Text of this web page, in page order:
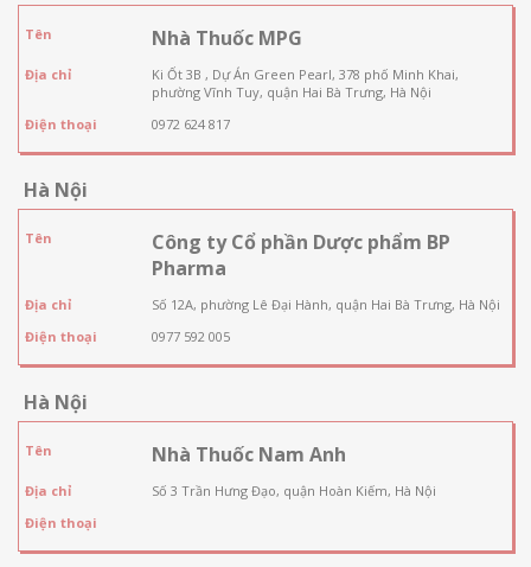
Tên Nhà Thuốc MPG
Địa chỉ
Ki Ốt 3B , Dự Án Green Pearl, 378 phố Minh Khai,
phường Vĩnh Tuy, quận Hai Bà Trưng, Hà Nội
Điện thoại
0972 624 817
Hà Nội
Tên
Công ty Cổ phần Dược phẩm BP
Pharma
Địa chỉ
Số 12A, phường Lê Đại Hành, quận Hai Bà Trưng, Hà Nội
Điện thoại
0977 592 005
Hà Nội
Tên Nhà Thuốc Nam Anh
Địa chỉ
Số 3 Trần Hưng Đạo, quận Hoàn Kiếm, Hà Nội
Điện thoại